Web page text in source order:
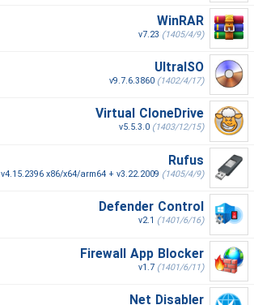
WinRAR
v7.23 (1405/4/9)
UltraISO
v9.7.6.3860 (1402/4/17)
Virtual CloneDrive
v5.5.3.0 (1403/12/15)
Rufus
v4.15.2396 x86/x64/arm64 + v3.22.2009 (1405/4/9)
Defender Control
v2.1 (1401/6/16)
Firewall App Blocker
v1.7 (1401/6/11)
Net Disabler